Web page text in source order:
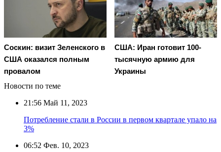
Соскин: визит Зеленского в
США оказался полным
провалом
США: Иран готовит 100-
тысячную армию для
Украины
Новости по теме
21:56 Май 11, 2023
Потребление стали в России в первом квартале упало на
3%
06:52 Фев. 10, 2023